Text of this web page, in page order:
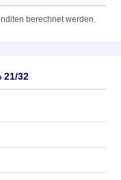
berechnet werden.
21/32